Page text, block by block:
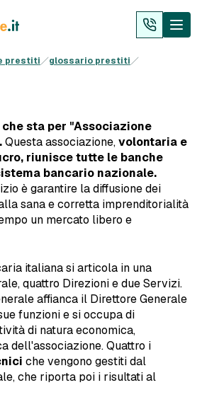
prestiti glossario prestiti
sta per "Associazione
Questa associazione,volontaria e
riunisce tutte le banche
bancario nazionale.
è garantire la diffusione dei
sana e corretta imprenditorialità
un mercato libero e
italiana si articola in una
quattro Direzioni e due Servizi.
affianca il Direttore Generale
funzioni e si occupa di
di natura economica,
dell'associazione. Quattro i
che vengono gestiti dal
che riporta poi i risultati al